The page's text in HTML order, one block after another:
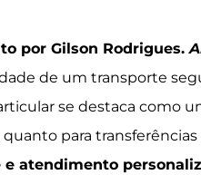
por Gilson Rodrigues.
de um transporte
se destaca como
para transferências
atendimento